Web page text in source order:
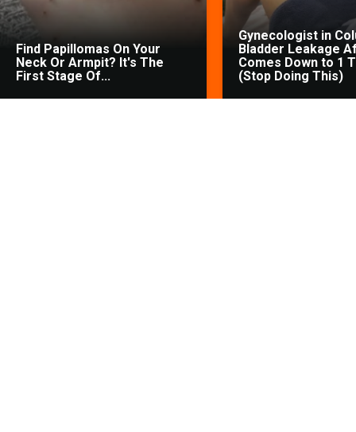
Find Papillomas On Your
Neck Or Armpit? It's The
First Stage Of...
Gynecologist in
Bladder Leakage
Comes Down to 1
(Stop Doing This)